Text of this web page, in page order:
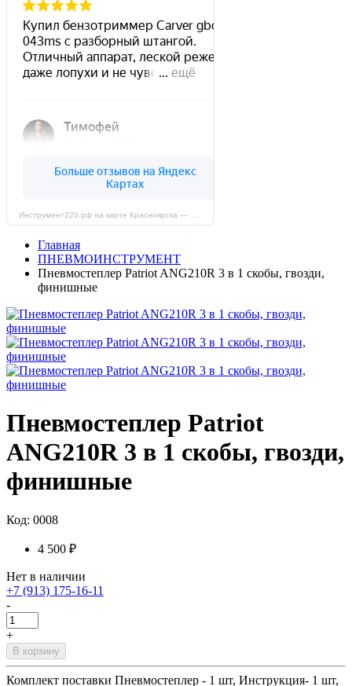
Главная
ПНЕВМОИНСТРУМЕНТ
Пневмостеплер Patriot ANG210R 3 в 1 скобы, гвозди,
финишные
Пневмостеплер Patriot
ANG210R 3 в 1 скобы, гвозди,
финишные
Код: 0008
4 500 ₽
Нет в наличии
+7 (913) 175-16-11
-
+
В корзину
Комплект поставки Пневмостеплер - 1 шт, Инструкция- 1 шт,